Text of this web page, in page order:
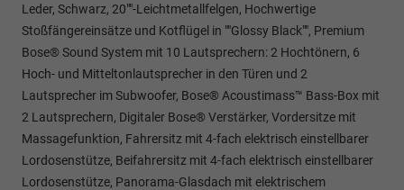
Leder, Schwarz, 20""-Leichtmetallfelgen, Hochwertige
Stoßfängereinsätze und Kotflügel in ""Glossy Black"", Premium
Bose® Sound System mit 10 Lautsprechern: 2 Hochtönern, 6
Hoch- und Mitteltonlautsprecher in den Türen und 2
Lautsprecher im Subwoofer, Bose® Acoustimass™ Bass-Box mit
2 Lautsprechern, Digitaler Bose® Verstärker, Vordersitze mit
Massagefunktion, Fahrersitz mit 4-fach elektrisch einstellbarer
Lordosenstütze, Beifahrersitz mit 4-fach elektrisch einstellbarer
Lordosenstütze, Panorama-Glasdach mit elektrischem